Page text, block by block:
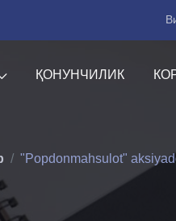
ҚОНУНЧИЛИК
"Popdonmahsulot"